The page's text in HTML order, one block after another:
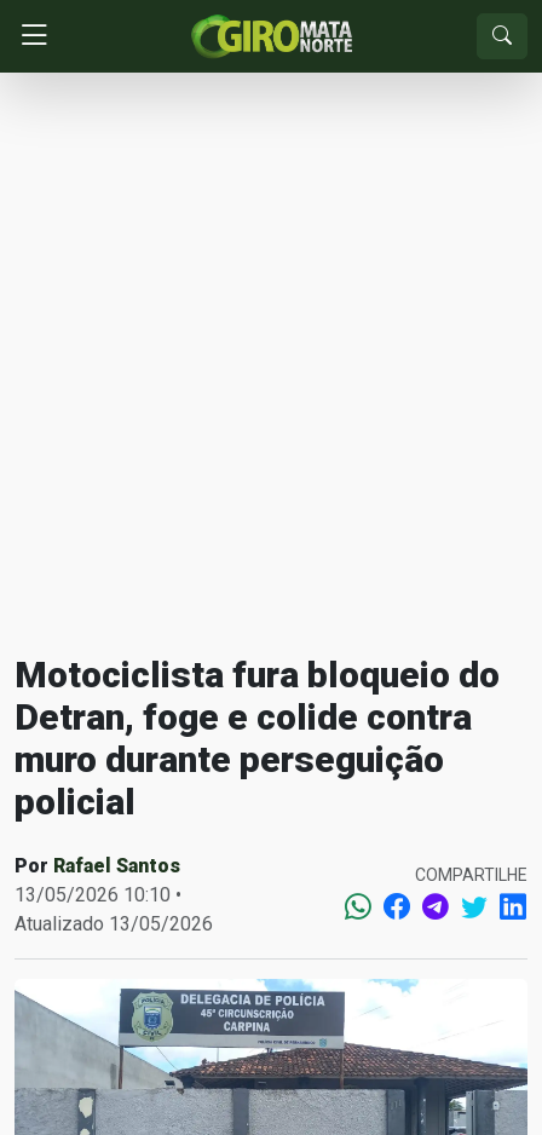
Motociclista fura bloqueio do
Detran, foge e colide contra
muro durante perseguição
policial
Por Rafael Santos
13/05/2026 10:10 •
Atualizado 13/05/2026
COMPARTILHE